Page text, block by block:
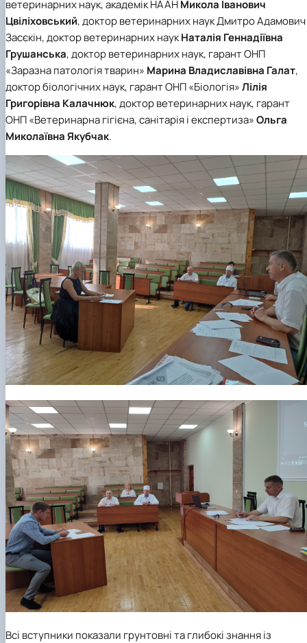
ветеринарних наук, академік НААНМикола Іванович
Цвіліховський, доктор ветеринарних наук Дмитро Адамович
Засєкін, доктор ветеринарних наукНаталія Геннадіївна
Грушанська, доктор ветеринарних наук, гарант ОНП
«Заразна патологія тварин» Марина Владиславівна Галат,
доктор біологічних наук, гарант ОНП «Біологія»Лілія
Григорівна Калачнюк, доктор ветеринарних наук, гарант
ОНП «Ветеринарна гігієна, санітарія і експертиза»Ольга
Миколаївна Якубчак.
Всі вступники показали грунтовні та глибокі знання із